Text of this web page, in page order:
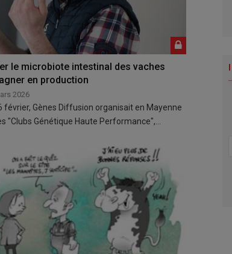
le microbiote intestinal des vaches
en production
2026
février, Gènes Diffusion organisait en Mayenne
"Clubs Génétique Haute Performance",…